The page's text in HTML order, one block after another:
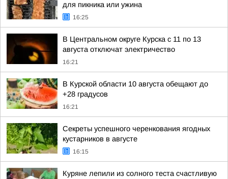
для пикника или ужина
16:25
В Центральном округе Курска с 11 по 13
августа отключат электричество
16:21
В Курской области 10 августа обещают до
+28 градусов
16:21
Секреты успешного черенкования ягодных
кустарников в августе
16:15
Куряне лепили из солного теста счастливую